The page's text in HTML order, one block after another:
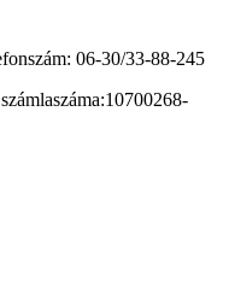
06-30/33-88-245